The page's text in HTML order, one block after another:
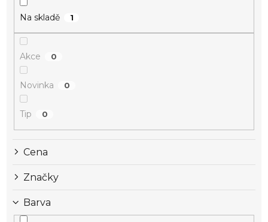
Na skladě 1
Akce 0
Novinka 0
Tip 0
Cena
Značky
Barva